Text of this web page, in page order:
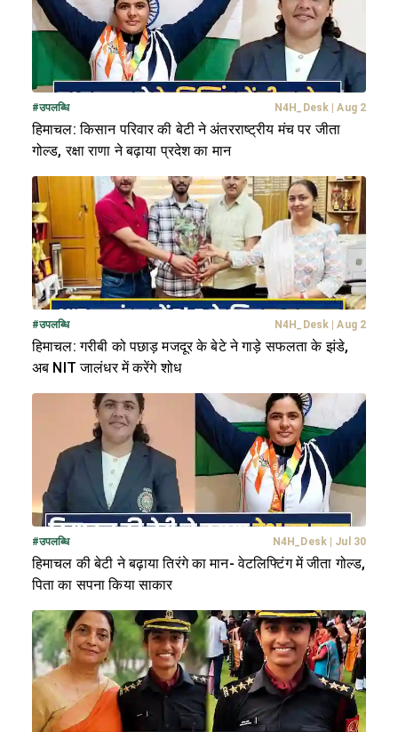
#उपलब्धि N4H_Desk Aug 2
हिमाचल: किसान परिवार की बेटी ने अंतरराष्ट्रीय मंच पर जीता
गोल्ड, रक्षा राणा ने बढ़ाया प्रदेश का मान
#उपलब्धि N4H_Desk Aug 2
हिमाचल: गरीबी को पछाड़ मजदूर के बेटे ने गाड़े सफलता के झंडे,
अब NIT जालंधर में करेंगे शोध
#उपलब्धि N4H_Desk| Jul 30
हिमाचल की बेटी ने बढ़ाया तिरंगे का मान- वेटलिफ्टिंग में जीता गोल्ड,
पिता का सपना किया साकार